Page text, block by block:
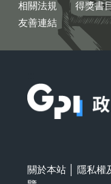
相關法規
友善連結
得獎書
關於本站 隱私權